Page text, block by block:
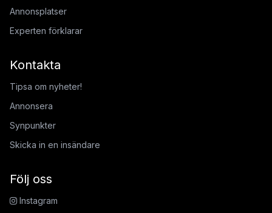
Annonsplatser
Experten förklarar
Kontakta
Tipsa om nyheter!
Annonsera
Synpunkter
Skicka in en insändare
Följ oss
Instagram